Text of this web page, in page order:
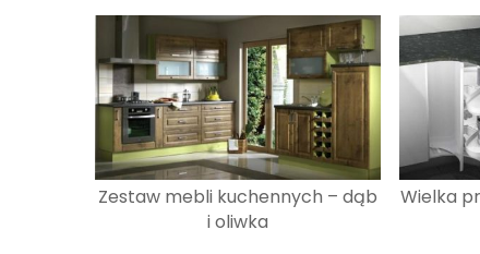
Zestaw mebli kuchennych – dąb
i oliwka
Wielka